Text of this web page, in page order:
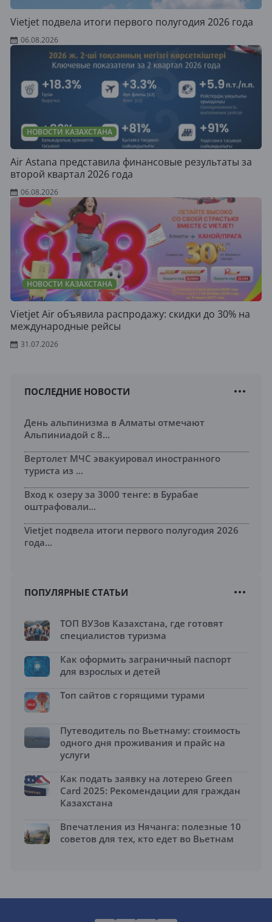
Vietjet подвела итоги первого полугодия 2026 года
06.08.2026
НОВОСТИ КАЗАХСТАНА
Air Astana представила финансовые результаты за
второй квартал 2026 года
06.08.2026
НОВОСТИ КАЗАХСТАНА
Vietjet Air объявила распродажу: скидки до 30% на
международные рейсы
31.07.2026
ПОСЛЕДНИЕ НОВОСТИ
День альпинизма в Алматы отмечают
Альпиниадой с 8...
Вертолет МЧС эвакуировал иностранного
туриста из ...
Вход к озеру за 3000 тенге: в Бурабае
оштрафовали...
Vietjet подвела итоги первого полугодия 2026
года...
ПОПУЛЯРНЫЕ СТАТЬИ
ТОП ВУЗов Казахстана, где готовят
специалистов туризма
Как оформить заграничный паспорт
для взрослых и детей
Топ сайтов с горящими турами
Путеводитель по Вьетнаму: стоимость
одного дня проживания и прайс на
услуги
Как подать заявку на лотерею Green
Card 2025: Рекомендации для граждан
Казахстана
Впечатления из Нячанга: полезные 10
советов для тех, кто едет во Вьетнам